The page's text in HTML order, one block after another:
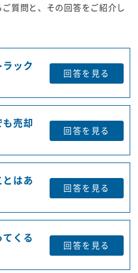
質問と、その回答をご紹介し
ック
回答を 見る
売却
回答を 見る
はあ
回答を 見る
くる
回答を 見る